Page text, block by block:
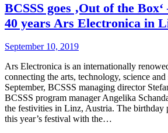
BCSSS goes ‚Out of the
40 years Ars Electronica in
September 10, 2019
Ars Electronica is an internationally
connecting the arts, technology, science
September, BCSSS managing director
BCSSS program manager Angelika
the festivities in Linz, Austria. The
this year’s festival with the…